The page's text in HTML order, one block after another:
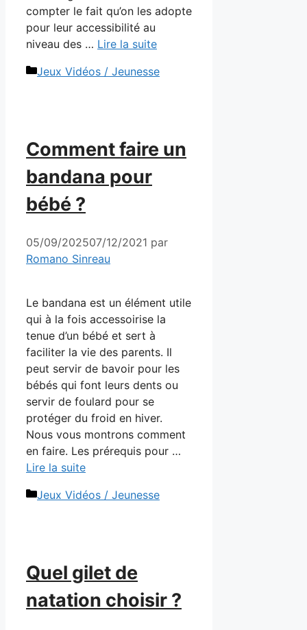
compter le fait qu’on les adopte
pour leur accessibilité au
niveau des … Lire la suite
Catégories
Jeux Vidéos / Jeunesse
Comment faire un
bandana pour
bébé ?
05/09/202507/12/2021 par
Romano Sinreau
Le bandana est un élément utile
qui à la fois accessoirise la
tenue d’un bébé et sert à
faciliter la vie des parents. Il
peut servir de bavoir pour les
bébés qui font leurs dents ou
servir de foulard pour se
protéger du froid en hiver.
Nous vous montrons comment
en faire. Les prérequis pour …
Lire la suite
Catégories
Jeux Vidéos / Jeunesse
Quel gilet de
natation choisir ?